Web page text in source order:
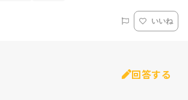
いいね
回答する